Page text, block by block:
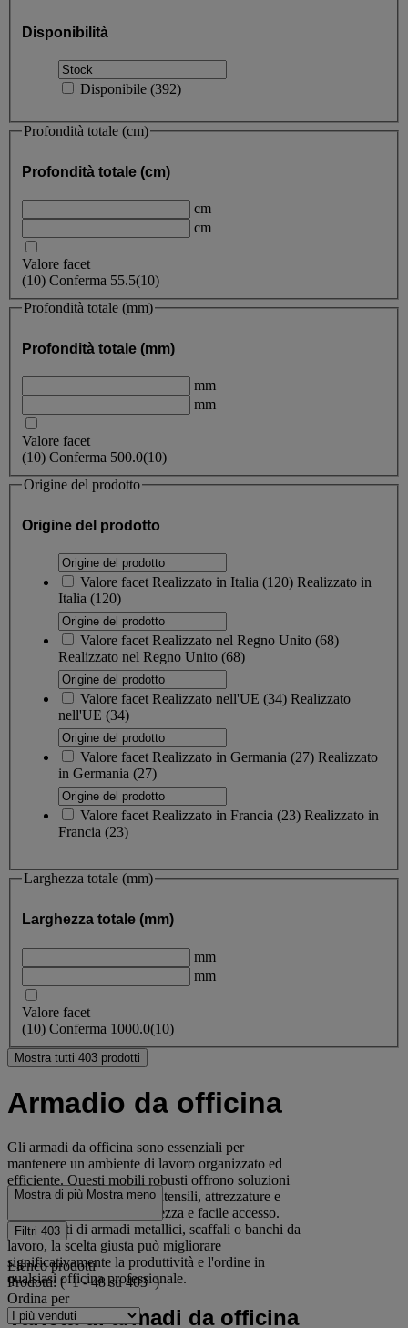
Disponibilità
Disponibile (392)
Profondità totale (cm)
Profondità totale (cm)
cm
cm
Valore facet
(10) Conferma 55.5(10)
Profondità totale (mm)
Profondità totale (mm)
mm
mm
Valore facet
(10) Conferma 500.0(10)
Origine del prodotto
Origine del prodotto
Valore facet Realizzato in Italia (120) Realizzato in
Italia (120)
Valore facet Realizzato nel Regno Unito (68)
Realizzato nel Regno Unito (68)
Valore facet Realizzato nell'UE (34) Realizzato
nell'UE (34)
Valore facet Realizzato in Germania (27) Realizzato
in Germania (27)
Valore facet Realizzato in Francia (23) Realizzato in
Francia (23)
Larghezza totale (mm)
Larghezza totale (mm)
mm
mm
Valore facet
(10) Conferma 1000.0(10)
Mostra tutti 403 prodotti
Armadio da officina
Gli armadi da officina sono essenziali per
mantenere un ambiente di lavoro organizzato ed
efficiente. Questi mobili robusti offrono soluzioni
di stoccaggio versatili per utensili, attrezzature e
materiali, garantendo sicurezza e facile accesso.
Che si tratti di armadi metallici, scaffali o banchi da
lavoro, la scelta giusta può migliorare
significativamente la produttività e l'ordine in
qualsiasi officina professionale.
Varietà di armadi da officina
Mostra di più Mostra meno
Filtri 403
Elenco prodotti
Prodotti: ( 1 - 48 su 403 )
Ordina per